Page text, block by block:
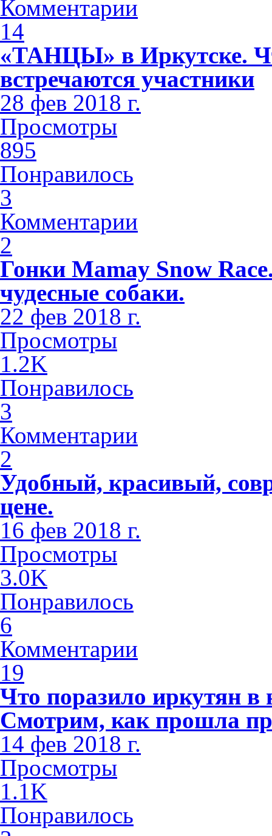
Комментарии
14
«ТАНЦЫ» в Иркутске.
встречаются участники
28 фев 2018 г.
Просмотры
895
Понравилось
3
Комментарии
2
Гонки Mamay Snow
чудесные собаки.
22 фев 2018 г.
Просмотры
1.2K
Понравилось
3
Комментарии
2
Удобный, красивый,
цене.
16 фев 2018 г.
Просмотры
3.0K
Понравилось
6
Комментарии
19
Что поразило иркутян
Смотрим, как прошла
14 фев 2018 г.
Просмотры
1.1K
Понравилось